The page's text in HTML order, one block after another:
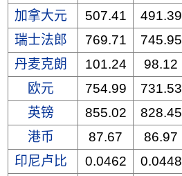
加拿大元 507.41 491.39
瑞士法郎
769.71 745.95
丹麦克朗
101.24 98.12
欧元
754.99 731.53
英镑
855.02 828.45
港币
87.67 86.97
印尼卢比
0.0462 0.0448